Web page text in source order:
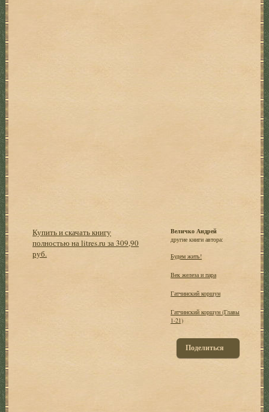
Купить и скачать книгу
полностью на litres.ru за 309,90
руб.
Величко Андрей
другие книги автора:
Будем жить!
Век железа и пара
Гатчинский коршун
Гатчинский коршун (Главы
1-21)
Поделиться